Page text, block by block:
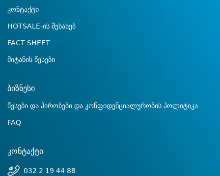
კონტაქტი
HOTSALE-ის შესახებ
FACT SHEET
მიტანის წესები
ბიზნესი
წესები და პირობები და კონფიდენციალურობის პოლიტიკა
FAQ
კონტაქტი
032 2 19 44 88